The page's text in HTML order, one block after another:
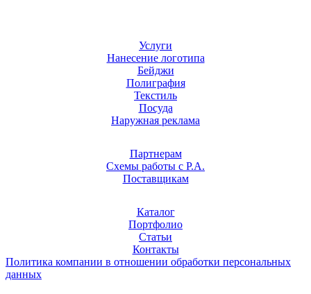
Услуги
Нанесение логотипа
Бейджи
Полиграфия
Текстиль
Посуда
Наружная реклама
Партнерам
Схемы работы с Р.А.
Поставщикам
Каталог
Портфолио
Статьи
Контакты
Политика компании в отношении обработки персональных
данных